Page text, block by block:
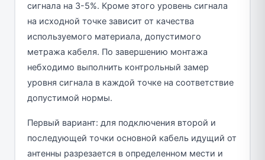
сигнала на 3-5%. Кроме этого уровень сигнала
на исходной точке зависит от качества
используемого материала, допустимого
метража кабеля. По завершению монтажа
небходимо выполнить контрольный замер
уровня сигнала в каждой точке на соответствие
допустимой нормы.
Первый вариант: для подключения второй и
последующей точки основной кабель идущий от
антенны разрезается в определенном мести и